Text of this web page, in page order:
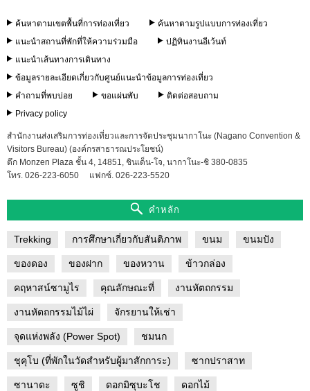
ค้นหาตามเขตพื้นที่การท่องเที่ยว
ค้นหาตามรูปแบบการท่องเที่ยว
แนะนำสถานที่พักที่ให้ความร่วมมือ
ปฏิทินงานอีเว้นท์
แนะนำเส้นทางการเดินทาง
ข้อมูลรายละเอียดเกี่ยวกับศูนย์แนะนำข้อมูลการท่องเที่ยว
คำถามที่พบบ่อย
ขอแผ่นพับ
ติดต่อสอบถาม
Privacy policy
สำนักงานส่งเสริมการท่องเที่ยวและการจัดประชุมนากาโนะ (Nagano Convention &
Visitors Bureau) (องค์กรสาธารณประโยชน์)
ตึก Monzen Plaza ชั้น 4, 14851, ชินเด็น-โจ, นากาโนะ-ชิ 380-0835
โทร. 026-223-6050
แฟกซ์. 026-223-5520
คำหลัก
Trekking การศึกษาเกี่ยวกับสันติภาพ ขนม ขนมปัง
ของดอง ของฝาก ของหวาน ข้าวกล่อง
คฤหาสน์ซามูไร คุณลักษณะที่ งานหัตถกรรม
งานหัตถกรรมไม้ไผ่ จักรยานให้เช่า
จุดแห่งพลัง (Power Spot) ชมนก
ชุคุโบ (ที่พักในวัดสำหรับผู้มาสักการะ) ซากปราสาท
ซานาดะ ซูชิ ดอกมิซุบะโช ดอกไม้